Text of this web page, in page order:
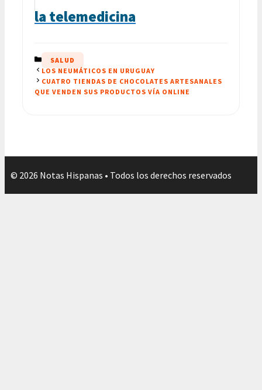
la telemedicina
CATEGORÍAS
SALUD
LOS NEUMÁTICOS EN URUGUAY
CUATRO TIENDAS DE CHOCOLATES ARTESANALES
QUE VENDEN SUS PRODUCTOS VÍA ONLINE
© 2026 Notas Hispanas • Todos los derechos reservados